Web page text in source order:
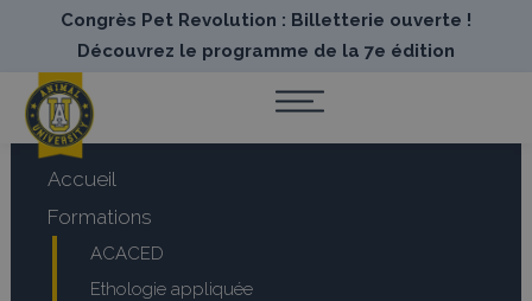
Congrès Pet Revolution : Billetterie ouverte !
Découvrez le programme de la 7e édition
Accueil
Formations
ACACED
Ethologie appliquée